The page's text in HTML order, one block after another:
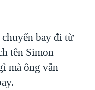
NAM
NAM
bay đi từ
tên Simon
mà ông vẫn